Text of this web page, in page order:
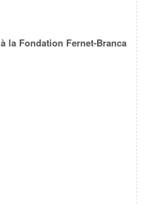
à la Fondation Fernet-Branca